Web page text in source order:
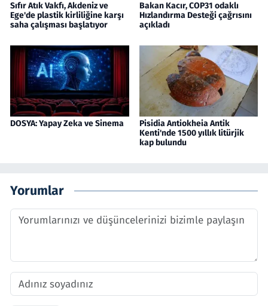
Sıfır Atık Vakfı, Akdeniz ve
Ege'de plastik kirliliğine karşı
saha çalışması başlatıyor
Bakan Kacır, COP31 odaklı
Hızlandırma Desteği çağrısını
açıkladı
DOSYA: Yapay Zeka ve Sinema
Pisidia Antiokheia Antik
Kenti'nde 1500 yıllık litürjik
kap bulundu
Yorumlar